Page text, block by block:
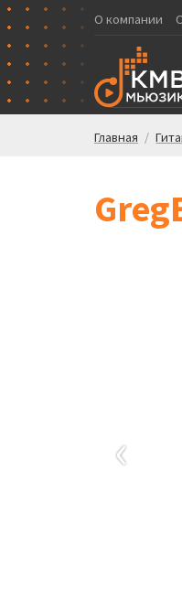
О компании
Главная /
‹